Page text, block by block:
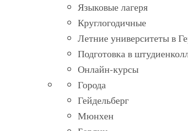
Языковые лагеря
Круглогодичные
Летние университеты в
Подготовка в
Онлайн-курсы
Города
Гейдельберг
Мюнхен